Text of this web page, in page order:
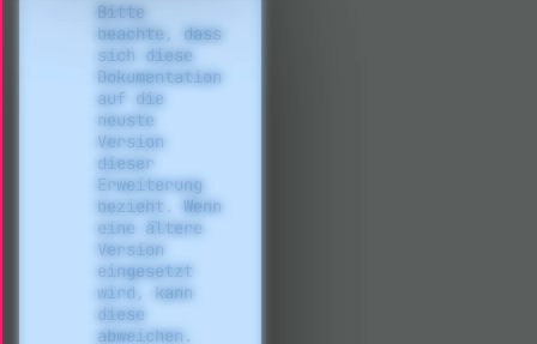
Bitte
beachte, dass
sich diese
Dokumentation
auf die
neuste
Version
dieser
Erweiterung
bezieht. Wenn
eine ältere
Version
eingesetzt
wird, kann
diese
abweichen.